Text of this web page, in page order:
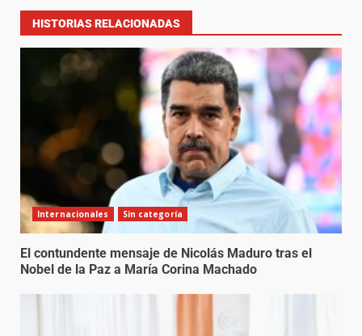
HISTORIAS RELACIONADAS
Internacionales Sin categoría
El contundente mensaje de Nicolás Maduro tras el
Nobel de la Paz a María Corina Machado